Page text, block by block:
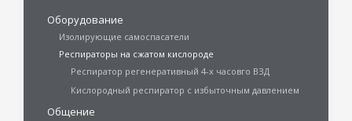
Оборудование
Изолирующие самоспасатели
Респираторы на сжатом кислороде
Респиратор регенеративный 4-х часовго ВЗД
Кислородный респиратор с избыточным давлением
Общение